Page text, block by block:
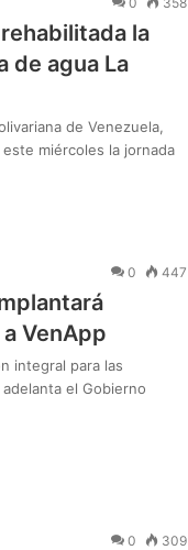
la
de agua La
de Venezuela,
miércoles la jornada
0 447
VenApp
integral para las
el Gobierno
0 309